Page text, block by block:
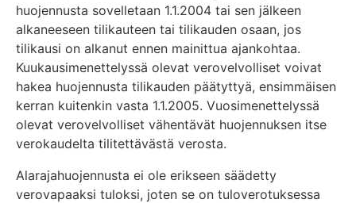
huojennusta sovelletaan 1.1.2004 tai sen jälkeen
alkaneeseen tilikauteen tai tilikauden osaan, jos
tilikausi on alkanut ennen mainittua ajankohtaa.
Kuukausimenettelyssä olevat verovelvolliset voivat
hakea huojennusta tilikauden päätyttyä, ensimmäisen
kerran kuitenkin vasta 1.1.2005. Vuosimenettelyssä
olevat verovelvolliset vähentävät huojennuksen itse
verokaudelta tilitettävästä verosta.
Alarajahuojennusta ei ole erikseen säädetty
verovapaaksi tuloksi, joten se on tuloverotuksessa